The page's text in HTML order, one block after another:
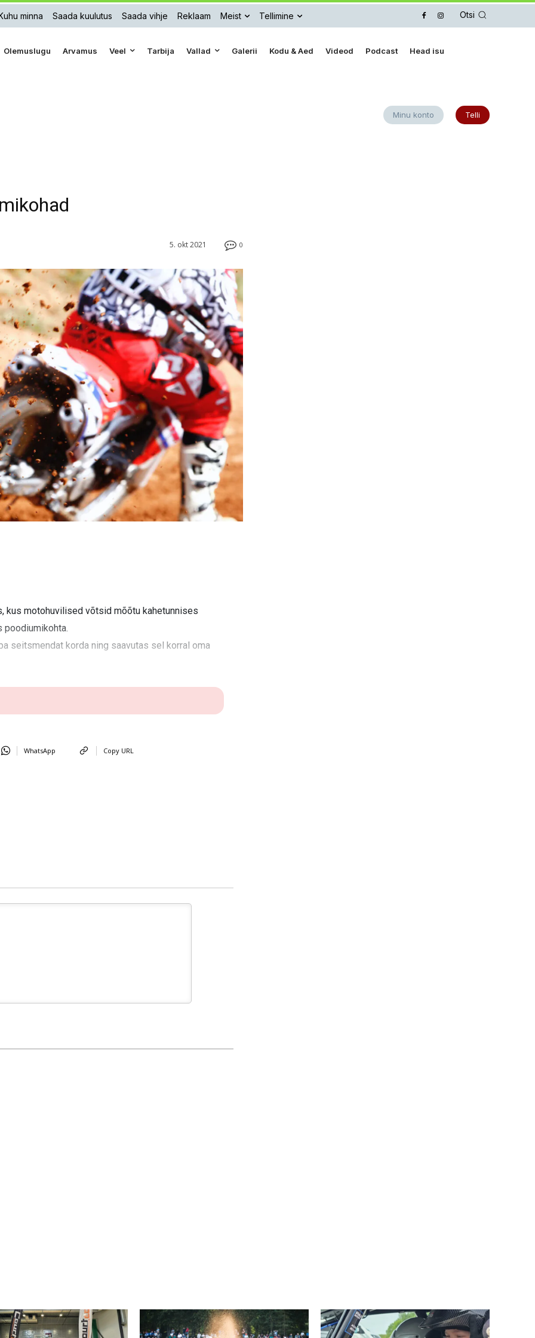
minna Saada kuulutus Saada vihje Reklaam Meist Tellimine Otsi
Olemuslugu Arvamus Veel Tarbija Vallad Galerii Kodu & Aed Videod Podcast Head isu
Minu konto Telli
0
5. okt 2021
kus motohuvilised võtsid mõõtu kahetunnises
poodiumikohta.
seitsmendat korda ning saavutas sel korral oma
WhatsApp Copy URL